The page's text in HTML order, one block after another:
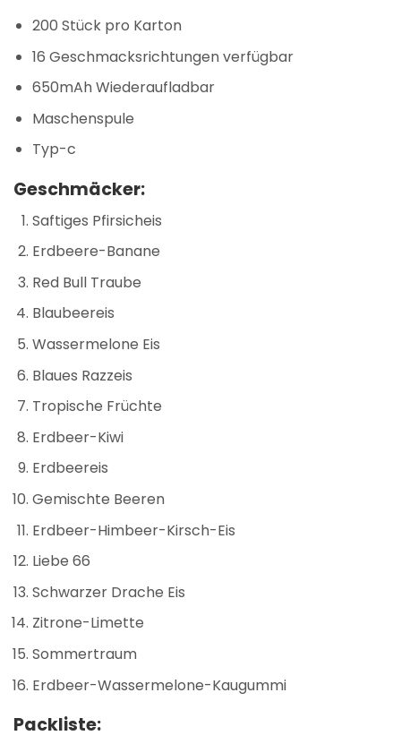
200 Stück pro Karton
16 Geschmacksrichtungen verfügbar
650mAh Wiederaufladbar
Maschenspule
Typ-c
Geschmäcker:
Saftiges Pfirsicheis
Erdbeere-Banane
Red Bull Traube
Blaubeereis
Wassermelone Eis
Blaues Razzeis
Tropische Früchte
Erdbeer-Kiwi
Erdbeereis
Gemischte Beeren
Erdbeer-Himbeer-Kirsch-Eis
Liebe 66
Schwarzer Drache Eis
Zitrone-Limette
Sommertraum
Erdbeer-Wassermelone-Kaugummi
Packliste: